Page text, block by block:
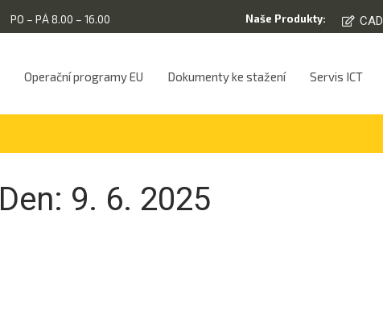
PO – PÁ 8.00 – 16.00 Naše Produkty: CAD
Operační programy EU Dokumenty ke stažení Servis ICT
Den: 9. 6. 2025